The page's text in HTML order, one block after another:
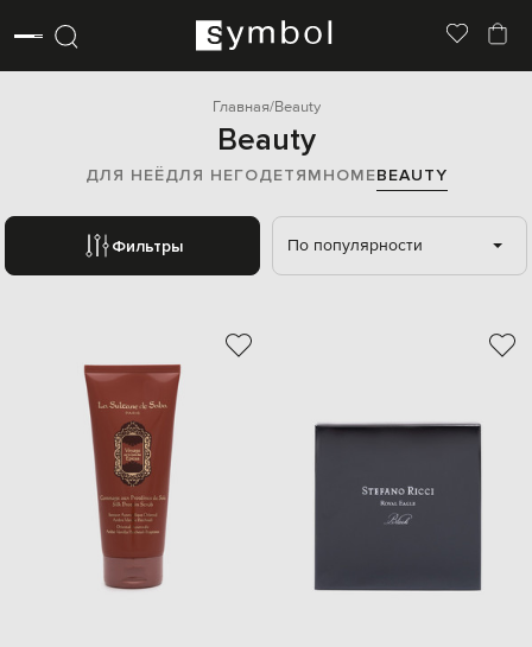
Главная Beauty
Beauty
ДЛЯ НЕЁДЛЯ НЕГОДЕТЯМHOMEBEAUTY
Фильтры По популярности